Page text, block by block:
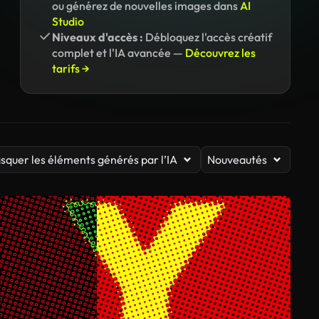
ou générez de nouvelles images dansAI
Studio
Niveaux d'accès : Débloquez l'accès créatif
complet et l'IA avancée — Découvrez les
tarifs →
les éléments générés par l’IA Nouveautés